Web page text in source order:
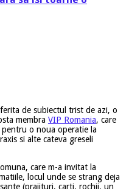
de subiectul trist de azi, o
membra VIP Romania, care
o noua operatie la
si alte cateva greseli
care m-a invitat la
locul unde se strang deja
(prajituri, carti, rochii, un